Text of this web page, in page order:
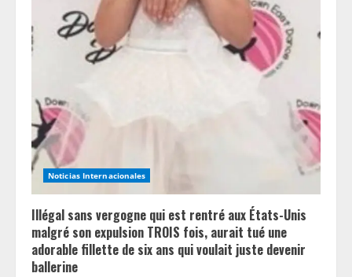
e
d
i
n
g
Noticias Internacionales
Illégal sans vergogne qui est rentré aux États-Unis
malgré son expulsion TROIS fois, aurait tué une
adorable fillette de six ans qui voulait juste devenir
ballerine